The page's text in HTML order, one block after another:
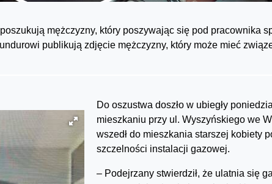
mężczyzny, który poszywając się pod pracownika
publikują zdjęcie mężczyzny, który może mieć
Do oszustwa doszło w ubiegły
mieszkaniu przy ul. Wyszyńskiego we
wszedł do mieszkania starszej kobiety
szczelności instalacji gazowej.
– Podejrzany stwierdził, że ulatnia się